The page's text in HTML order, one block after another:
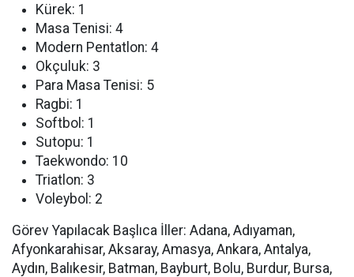
Kürek: 1
Masa Tenisi: 4
Modern Pentatlon: 4
Okçuluk: 3
Para Masa Tenisi: 5
Ragbi: 1
Softbol: 1
Sutopu: 1
Taekwondo: 10
Triatlon: 3
Voleybol: 2
Görev Yapılacak Başlıca İller: Adana, Adıyaman,
Afyonkarahisar, Aksaray, Amasya, Ankara, Antalya,
Aydın, Balıkesir, Batman, Bayburt, Bolu, Burdur, Bursa,